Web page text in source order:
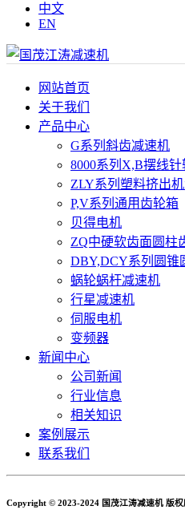
中文
EN
网站首页
关于我们
产品中心
G系列斜齿减速机
8000系列X,B摆线
ZLY系列塑料挤出
P,V系列通用齿轮箱
贝得电机
ZQ中硬软齿面圆柱
DBY,DCY系列圆锥
蜗轮蜗杆减速机
行星减速机
伺服电机
变频器
新闻中心
公司新闻
行业信息
相关知识
案例展示
联系我们
Copyright © 2023-2024 国茂江涛减速机 版权